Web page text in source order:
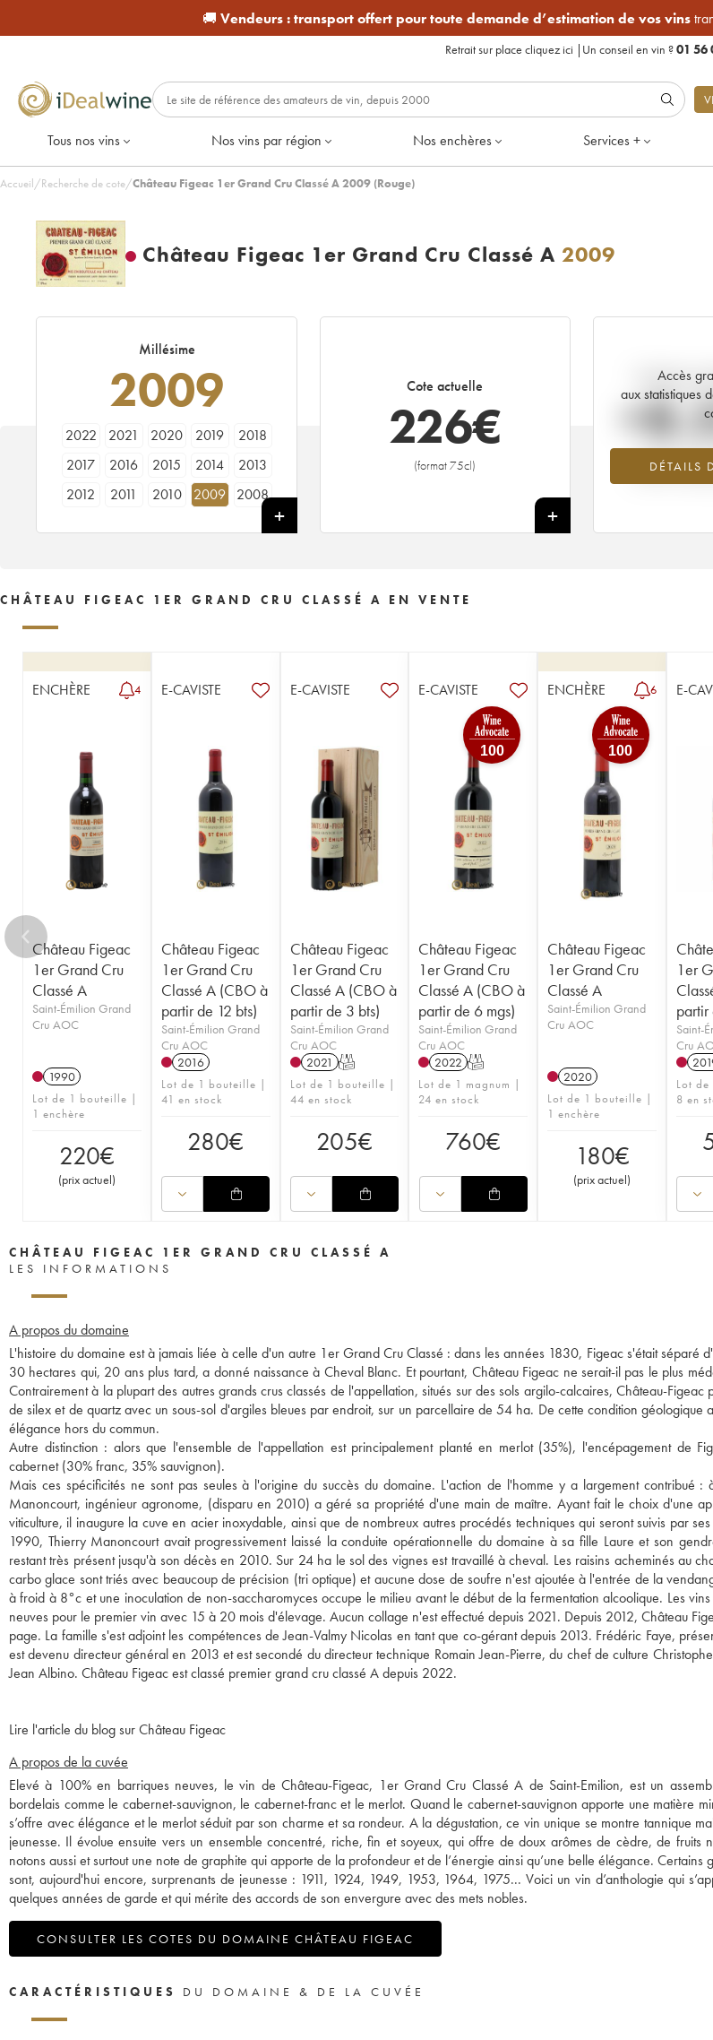
🚚 Vendeurs :transport offert pour toute demande d’estimation de vos vins
Retrait sur place cliquez ici | Un conseil en vin ?01 56
Tous nos vins Nos vins par région Nos enchères Services +
Accueil/Recherche de cote/Château Figeac 1er Grand Cru Classé A 2009 (Rouge)
Château Figeac 1er Grand Cru Classé A 2009
Millésime
2009
2022 2021 2020 2019
2018
2017
2016 2015 2014
2013
2012
2011 2010 2009
2008
1981
1980
1975
1972
1966
1961
1959
1953
1950
1946
1935
Cote actuelle
226€
(format 75cl)
+
Accès
aux statistiques
DÉTAILS
Tendance
Tendance à la
2009 en 2026
CHÂTEAU FIGEAC 1ER GRAND CRU CLASSÉ A EN VENTE
ENCHÈRE 4
Château Figeac
1er Grand Cru
Classé A
Saint-Émilion Grand
Cru AOC
1990
Lot de 1 bouteille |
1 enchère
220€
(prix actuel)
E-CAVISTE
Château Figeac
1er Grand Cru
Classé A (CBO à
partir de 12 bts)
Saint-Émilion Grand
Cru AOC
2016
Lot de 1 bouteille |
41 en stock
280€
E-CAVISTE
Château Figeac
1er Grand Cru
Classé A (CBO à
partir de 3 bts)
Saint-Émilion Grand
Cru AOC
2021 T
Lot de 1 bouteille |
44 en stock
205€
E-CAVISTE
100
Château Figeac
1er Grand Cru
Classé A (CBO à
partir de 6 mgs)
Saint-Émilion Grand
Cru AOC
2022 T
Lot de 1 magnum |
24 en stock
760€
ENCHÈRE 6
100
Château Figeac
1er Grand Cru
Classé A
Saint-Émilion Grand
Cru AOC
2020
Lot de 1 bouteille |
1 enchère
180€
(prix actuel)
E-
1er
partir
Saint-
Cru
Lot
8 en
CHÂTEAU FIGEAC 1ER GRAND CRU CLASSÉ A
LES INFORMATIONS
A propos du domaine
L'histoire du domaine est à jamais liée à celle d'un autre 1er Grand Cru Classé : dans les années 1830, Figeac s'était séparé
30 hectares qui, 20 ans plus tard, a donné naissance à Cheval Blanc. Et pourtant, Château Figeac ne serait-il pas le plus
Contrairement à la plupart des autres grands crus classés de l'appellation, situés sur des sols argilo-calcaires, Château-Figeac
de silex et de quartz avec un sous-sol d'argiles bleues par endroit, sur un parcellaire de 54 ha. De cette condition géologique
élégance hors du commun.
Autre distinction : alors que l'ensemble de l'appellation est principalement planté en merlot (35%), l'encépagement de
cabernet (30% franc, 35% sauvignon).
Mais ces spécificités ne sont pas seules à l'origine du succès du domaine. L'action de l'homme y a largement contribué
Manoncourt, ingénieur agronome, (disparu en 2010) a géré sa propriété d'une main de maître. Ayant fait le choix d'une
viticulture, il inaugure la cuve en acier inoxydable, ainsi que de nombreux autres procédés techniques qui seront suivis par
1990, Thierry Manoncourt avait progressivement laissé la conduite opérationnelle du domaine à sa fille Laure et son
restant très présent jusqu'à son décès en 2010. Sur 24 ha le sol des vignes est travaillé à cheval. Les raisins acheminés au
carbo glace sont triés avec beaucoup de précision (tri optique) et aucune dose de soufre n'est ajoutée à l'entrée de la
à froid à 8°c et une inoculation de non-saccharomyces occupe le milieu avant le début de la fermentation alcoolique. Les
neuves pour le premier vin avec 15 à 20 mois d'élevage. Aucun collage n'est effectué depuis 2021. Depuis 2012, Château
page. La famille s'est adjoint les compétences de Jean-Valmy Nicolas en tant que co-gérant depuis 2013. Frédéric Faye,
est devenu directeur général en 2013 et est secondé du directeur technique Romain Jean-Pierre, du chef de culture
Jean Albino. Château Figeac est classé premier grand cru classé A depuis 2022.
Lire l'article du blog sur Château Figeac
A propos de la cuvée
Elevé à 100% en barriques neuves, le vin de Château-Figeac, 1er Grand Cru Classé A de Saint-Emilion, est un
bordelais comme le cabernet-sauvignon, le cabernet-franc et le merlot. Quand le cabernet-sauvignon apporte une matière
s’offre avec élégance et le merlot séduit par son charme et sa rondeur. A la dégustation, ce vin unique se montre tannique
jeunesse. Il évolue ensuite vers un ensemble concentré, riche, fin et soyeux, qui offre de doux arômes de cèdre, de fruits
notons aussi et surtout une note de graphite qui apporte de la profondeur et de l’énergie ainsi qu’une belle élégance. Certains
sont, aujourd'hui encore, surprenants de jeunesse : 1911, 1924, 1949, 1953, 1964, 1975... Voici un vin d’anthologie qui
quelques années de garde et qui mérite des accords de son envergure avec des mets nobles.
CONSULTER LES COTES DU DOMAINE CHÂTEAU FIGEAC
CARACTÉRISTIQUES DU DOMAINE & DE LA CUVÉE